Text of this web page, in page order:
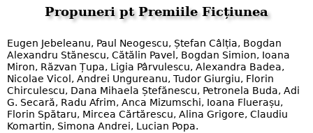
Propuneri pt Premiile Ficțiunea
Eugen Jebeleanu, Paul Neogescu, Ștefan Câlția, Bogdan
Alexandru Stănescu, Cătălin Pavel, Bogdan Simion, Ioana
Miron, Răzvan Țupa, Ligia Pârvulescu, Alexandra Badea,
Nicolae Vicol, Andrei Ungureanu, Tudor Giurgiu, Florin
Chirculescu, Dana Mihaela Ștefănescu, Petronela Buda, Adi
G. Secară, Radu Afrim, Anca Mizumschi, Ioana Fluerașu,
Florin Spătaru, Mircea Cărtărescu, Alina Grigore, Claudiu
Komartin, Simona Andrei, Lucian Popa.